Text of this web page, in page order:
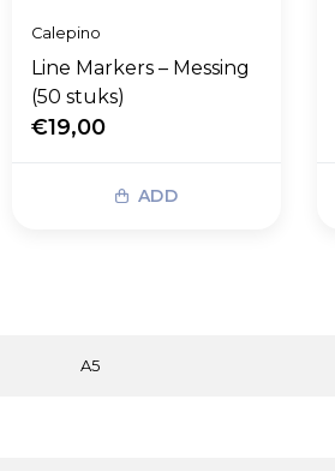
A5
Calepino
Line Markers – Messing
(50 stuks)
€19,00
ADD